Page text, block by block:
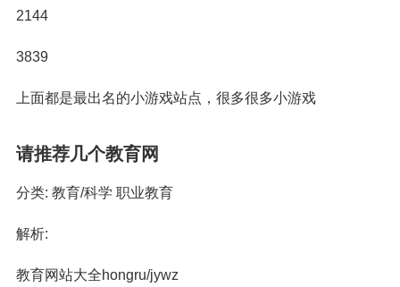
2144
3839
上面都是最出名的小游戏站点，很多很多小游戏
请推荐几个教育网
分类: 教育/科学 职业教育
解析:
教育网站大全hongru/jywz